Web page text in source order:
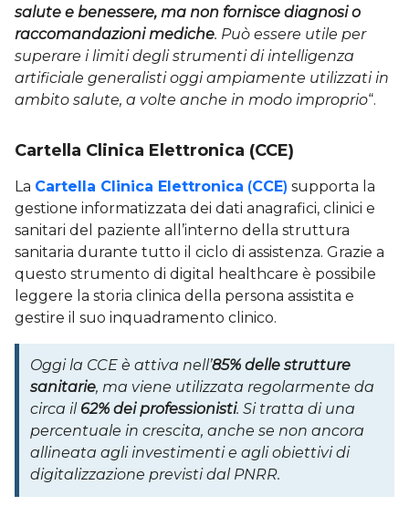
salute e benessere, ma non fornisce diagnosi o
raccomandazioni mediche. Può essere utile per
superare i limiti degli strumenti di intelligenza
artificiale generalisti oggi ampiamente utilizzati in
ambito salute, a volte anche in modo improprio“.
Cartella Clinica Elettronica (CCE)
La Cartella Clinica Elettronica (CCE) supporta la
gestione informatizzata dei dati anagrafici, clinici e
sanitari del paziente all’interno della struttura
sanitaria durante tutto il ciclo di assistenza. Grazie a
questo strumento di digital healthcare è possibile
leggere la storia clinica della persona assistita e
gestire il suo inquadramento clinico.
Oggi la CCE è attiva nell’85% delle strutture
sanitarie, ma viene utilizzata regolarmente da
circa il 62% dei professionisti. Si tratta di una
percentuale in crescita, anche se non ancora
allineata agli investimenti e agli obiettivi di
digitalizzazione previsti dal PNRR.